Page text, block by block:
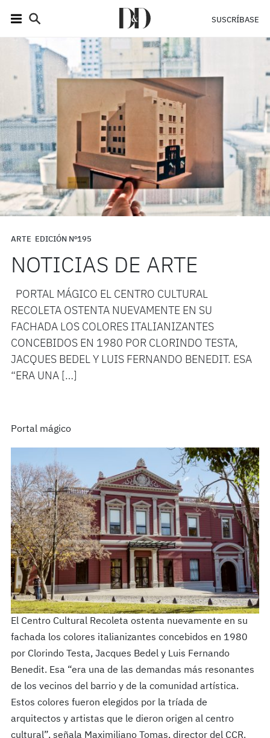
SUSCRÍBASE
ARTE EDICIÓN Nº195
NOTICIAS DE ARTE
PORTAL MÁGICO EL CENTRO CULTURAL
RECOLETA OSTENTA NUEVAMENTE EN SU
FACHADA LOS COLORES ITALIANIZANTES
CONCEBIDOS EN 1980 POR CLORINDO TESTA,
JACQUES BEDEL Y LUIS FERNANDO BENEDIT. ESA
“ERA UNA […]
Portal mágico
El Centro Cultural Recoleta ostenta nuevamente en su
fachada los colores italianizantes concebidos en 1980
por Clorindo Testa, Jacques Bedel y Luis Fernando
Benedit. Esa “era una de las demandas más resonantes
de los vecinos del barrio y de la comunidad artística.
Estos colores fueron elegidos por la tríada de
arquitectos y artistas que le dieron origen al centro
cultural”, señala Maximiliano Tomas, director del CCR.